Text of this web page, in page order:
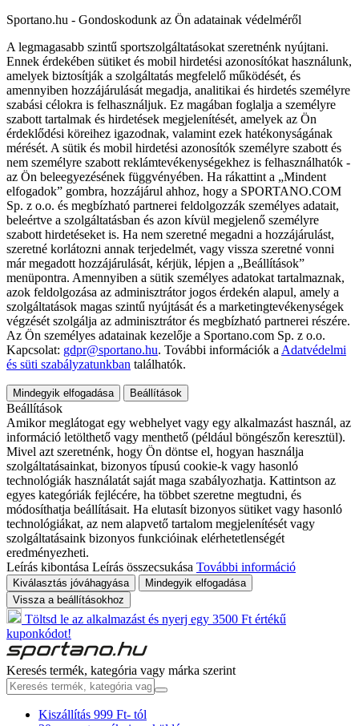
Sportano.hu - Gondoskodunk az Ön adatainak védelméről
A legmagasabb szintű sportszolgáltatásokat szeretnénk nyújtani.
Ennek érdekében sütiket és mobil hirdetési azonosítókat használunk,
amelyek biztosítják a szolgáltatás megfelelő működését, és
amennyiben hozzájárulását megadja, analitikai és hirdetés személyre
szabási célokra is felhasználjuk. Ez magában foglalja a személyre
szabott tartalmak és hirdetések megjelenítését, amelyek az Ön
érdeklődési köreihez igazodnak, valamint ezek hatékonyságának
mérését. A sütik és mobil hirdetési azonosítók személyre szabott és
nem személyre szabott reklámtevékenységekhez is felhasználhatók -
az Ön beleegyezésének függvényében. Ha rákattint a „Mindent
elfogadok” gombra, hozzájárul ahhoz, hogy a SPORTANO.COM
Sp. z o.o. és megbízható partnerei feldolgozzák személyes adatait,
beleértve a szolgáltatásban és azon kívül megjelenő személyre
szabott hirdetéseket is. Ha nem szeretné megadni a hozzájárulást,
szeretné korlátozni annak terjedelmét, vagy vissza szeretné vonni
már megadott hozzájárulását, kérjük, lépjen a „Beállítások”
menüpontra. Amennyiben a sütik személyes adatokat tartalmaznak,
azok feldolgozása az adminisztrátor jogos érdekén alapul, amely a
szolgáltatások magas szintű nyújtását és a marketingtevékenységek
végzését szolgálja az adminisztrátor és megbízható partnerei részére.
Az Ön személyes adatainak kezelője a Sportano.com Sp. z o.o.
Kapcsolat: gdpr@sportano.hu. További információk a Adatvédelmi
és süti szabályzatunkban találhatók.
Mindegyik elfogadása Beállítások
Beállítások
Amikor meglátogat egy webhelyet vagy egy alkalmazást használ, az
információ letölthető vagy menthető (például böngészőn keresztül).
Mivel azt szeretnénk, hogy Ön döntse el, hogyan használja
szolgáltatásainkat, bizonyos típusú cookie-k vagy hasonló
technológiák használatát saját maga szabályozhatja. Kattintson az
egyes kategóriák fejlécére, ha többet szeretne megtudni, és
módosíthatja beállításait. Ha elutasít bizonyos sütiket vagy hasonló
technológiákat, az nem alapvető tartalom megjelenítését vagy
szolgáltatásaink bizonyos funkcióinak elérhetetlenségét
eredményezheti.
Leírás kibontása Leírás összecsukása További információ
Kiválasztás jóváhagyása
Mindegyik elfogadása
Vissza a beállításokhoz
Töltsd le az alkalmazást és nyerj egy 3500 Ft értékű
kuponkódot!
Keresés termék, kategória vagy márka szerint
Kiszállítás 999 Ft- tól